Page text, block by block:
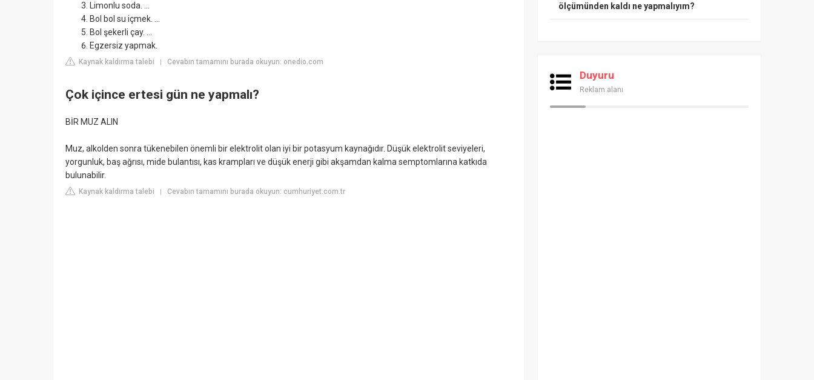
Limonlu soda. ...
Bol bol su içmek. ...
Bol şekerli çay. ...
Egzersiz yapmak.
Kaynak kaldırma talebi Cevabın tamamını burada okuyun: onedio.com
Çok içince ertesi gün ne yapmalı?
BİR MUZ ALIN
Muz, alkolden sonra tükenebilen önemli bir elektrolit olan iyi bir potasyum kaynağıdır. Düşük elektrolit seviyeleri,
yorgunluk, baş ağrısı, mide bulantısı, kas krampları ve düşük enerji gibi akşamdan kalma semptomlarına katkıda
bulunabilir.
Kaynak kaldırma talebi Cevabın tamamını burada okuyun: cumhuriyet.com.tr
ölçümünden kaldı ne yapmalıyım?
Duyuru
Reklam alanı